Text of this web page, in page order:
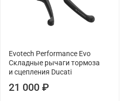
Evotech Performance Evo
Складные рычаги тормоза
и сцепления Ducati
21 000 ₽